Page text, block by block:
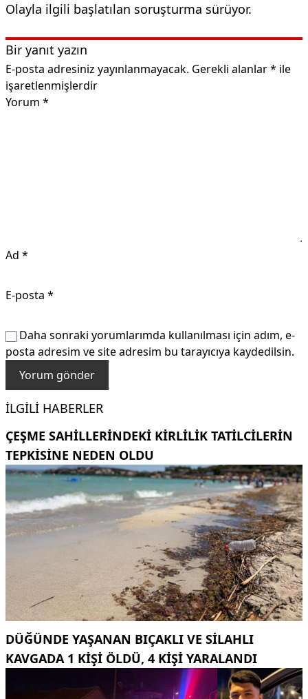
Olayla ilgili başlatılan soruşturma sürüyor.
Bir yanıt yazın
E-posta adresiniz yayınlanmayacak. Gerekli alanlar* ile
işaretlenmişlerdir
Yorum *
Ad *
E-posta *
Daha sonraki yorumlarımda kullanılması için adım, e-
posta adresim ve site adresim bu tarayıcıya kaydedilsin.
İLGILI HABERLER
ÇEŞME SAHILLERINDEKI KIRLILIK TATILCILERIN
TEPKISINE NEDEN OLDU
DÜĞÜNDE YAŞANAN BIÇAKLI VE SILAHLI
KAVGADA 1 KIŞI ÖLDÜ, 4 KIŞI YARALANDI